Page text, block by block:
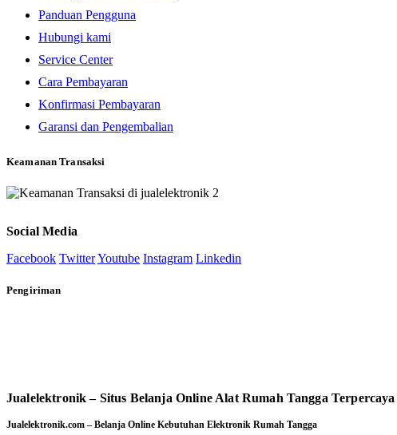
Panduan Pengguna
Hubungi kami
Service Center
Cara Pembayaran
Konfirmasi Pembayaran
Garansi dan Pengembalian
Keamanan Transaksi
Social Media
Facebook TwitterYoutube Instagram Linkedin
Pengiriman
Jualelektronik – Situs Belanja Online Alat Rumah Tangga
Jualelektronik.com – Belanja Online Kebutuhan Elektronik Rumah Tangga